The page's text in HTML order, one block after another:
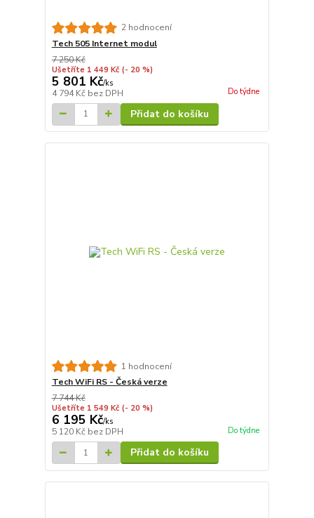
2 hodnocení
Tech 505 Internet modul
7 250 Kč
Ušetříte 1 449 Kč (- 20 %)
5 801 Kč/ks
4 794 Kč bez DPH Do týdne
Přidat do košíku
1 hodnocení
Tech WiFi RS - Česká verze
7 744 Kč
Ušetříte 1 549 Kč (- 20 %)
6 195 Kč/ks
5 120 Kč bez DPH Do týdne
Přidat do košíku